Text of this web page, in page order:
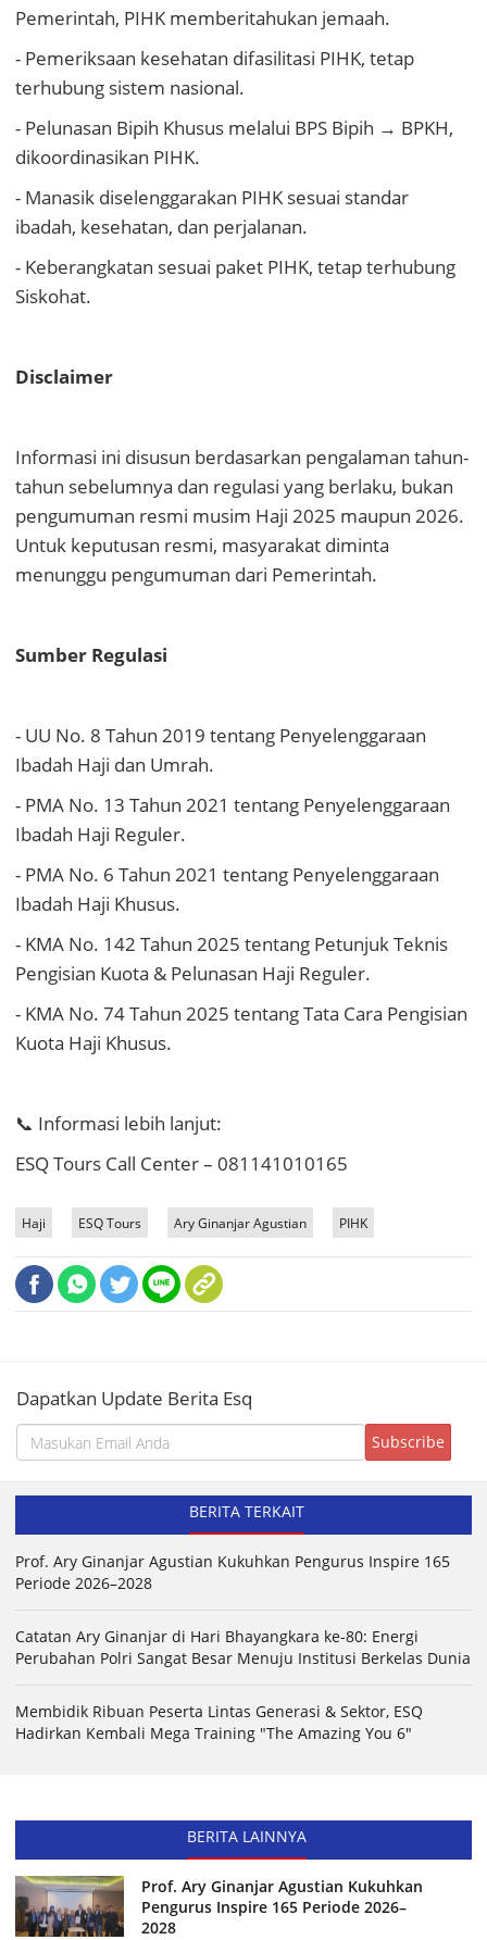
Pemerintah, PIHK memberitahukan jemaah.
- Pemeriksaan kesehatan difasilitasi PIHK, tetap
terhubung sistem nasional.
- Pelunasan Bipih Khusus melalui BPS Bipih → BPKH,
dikoordinasikan PIHK.
- Manasik diselenggarakan PIHK sesuai standar
ibadah, kesehatan, dan perjalanan.
- Keberangkatan sesuai paket PIHK, tetap terhubung
Siskohat.
Disclaimer
Informasi ini disusun berdasarkan pengalaman tahun-
tahun sebelumnya dan regulasi yang berlaku, bukan
pengumuman resmi musim Haji 2025 maupun 2026.
Untuk keputusan resmi, masyarakat diminta
menunggu pengumuman dari Pemerintah.
Sumber Regulasi
- UU No. 8 Tahun 2019 tentang Penyelenggaraan
Ibadah Haji dan Umrah.
- PMA No. 13 Tahun 2021 tentang Penyelenggaraan
Ibadah Haji Reguler.
- PMA No. 6 Tahun 2021 tentang Penyelenggaraan
Ibadah Haji Khusus.
- KMA No. 142 Tahun 2025 tentang Petunjuk Teknis
Pengisian Kuota & Pelunasan Haji Reguler.
- KMA No. 74 Tahun 2025 tentang Tata Cara Pengisian
Kuota Haji Khusus.
📞 Informasi lebih lanjut:
ESQ Tours Call Center – 081141010165
Haji ESQ Tours Ary Ginanjar Agustian PIHK
Dapatkan Update Berita Esq
BERITA TERKAIT
Prof. Ary Ginanjar Agustian Kukuhkan Pengurus Inspire 165
Periode 2026–2028
Catatan Ary Ginanjar di Hari Bhayangkara ke-80: Energi
Perubahan Polri Sangat Besar Menuju Institusi Berkelas Dunia
Membidik Ribuan Peserta Lintas Generasi & Sektor, ESQ
Hadirkan Kembali Mega Training "The Amazing You 6"
BERITA LAINNYA
Prof. Ary Ginanjar Agustian Kukuhkan
Pengurus Inspire 165 Periode 2026–
2028